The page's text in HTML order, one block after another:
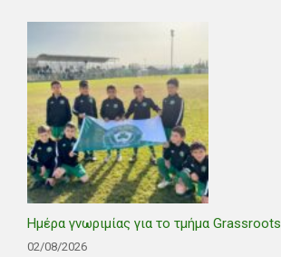
Ημέρα γνωριμίας για το τμήμα Grassroots
02/08/2026